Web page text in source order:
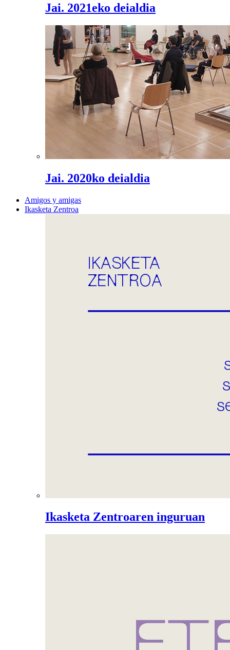
Jai. 2021eko deialdia
Jai. 2020ko deialdia
Amigos y amigas
Ikasketa Zentroa
Ikasketa Zentroaren inguruan